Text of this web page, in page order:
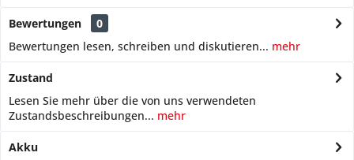
Bewertungen
0
Bewertungen lesen, schreiben und diskutieren... mehr
Zustand
Lesen Sie mehr über die von uns verwendeten
Zustandsbeschreibungen... mehr
Akku